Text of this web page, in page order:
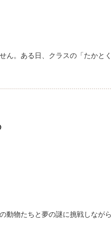
ん。ある日、クラスの「たかと
動物たちと夢の謎に挑戦しなが